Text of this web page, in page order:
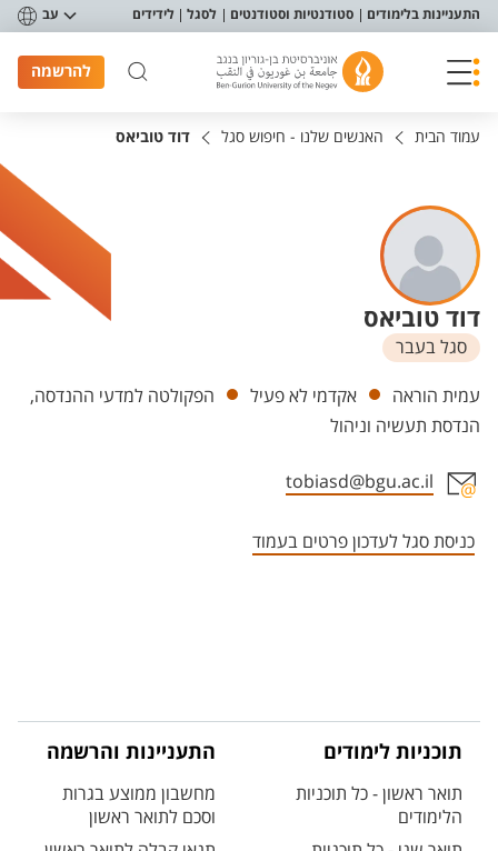
תפריט נגישות
התעניינות בלימודים סטודנטיות וסטודנטים לסגל לידידים עב
להרשמה
עמוד הבית האנשים שלנו - חיפוש סגל דוד טוביאס
דוד טוביאס
סגל בעבר
יחידות
עמית הוראה אקדמי לא פעיל
הפקולטה למדעי ההנדסה,
הנדסת תעשיה וניהול
tobiasd@bgu.ac.il
כניסת סגל לעדכון פרטים בעמוד
תוכניות לימודים
תואר ראשון - כל תוכניות
הלימודים
התעניינות והרשמה
מחשבון ממוצע בגרות
וסכם לתואר ראשון